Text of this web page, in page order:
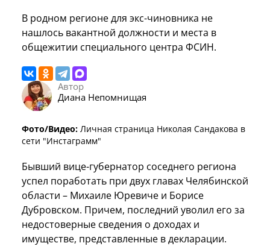
В родном регионе для экс-чиновника не
нашлось вакантной должности и места в
общежитии специального центра ФСИН.
Автор
Диана Непомнищая
Фото/Видео: Личная страница Николая Сандакова в
сети "Инстаграмм"
Бывший вице-губернатор соседнего региона
успел поработать при двух главах Челябинской
области – Михаиле Юревиче и Борисе
Дубровском. Причем, последний уволил его за
недостоверные сведения о доходах и
имуществе, представленные в декларации.